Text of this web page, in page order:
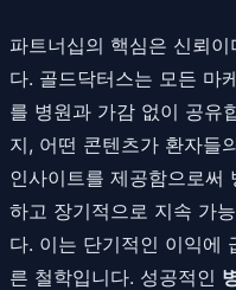
파트너십의 핵심은 신뢰
다. 골드닥터스는 모든 마
를 병원과 가감 없이 공유
지, 어떤 콘텐츠가 환자들
인사이트를 제공함으로써
하고 장기적으로 지속 가
다. 이는 단기적인 이익에
른 철학입니다. 성공적인